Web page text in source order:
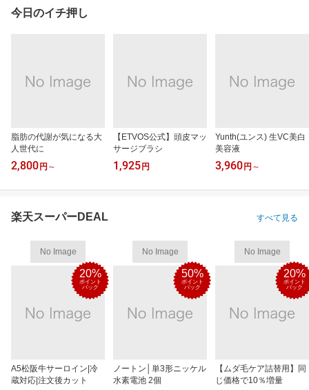
今日のイチ押し
脂肪の代謝が気になる大
人世代に
2,800 円 ～
【ETVOS公式】頭皮マッ
サージブラシ
1,925 円
Yunth(ユンス) 生VC美白
美容液
3,960 円 ～
楽天スーパーDEAL すべて見る
No Image
20%
ポイント
バック
A5松阪牛サーロイン|冷
蔵対応|注文後カット
No Image
50%
ポイント
バック
ノートン│単3形ニッケル
水素電池 2個
No Image
20%
ポイント
バック
【ムダ毛ケア詰替用】同
じ価格で10％増量